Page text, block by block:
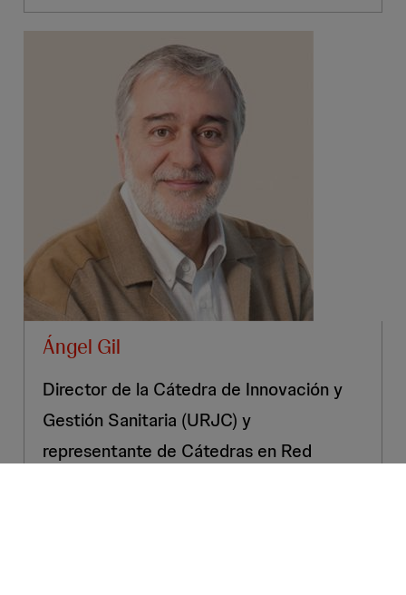
Ángel Gil
Director de la Cátedra de Innovación y
Gestión Sanitaria (URJC) y
representante de Cátedras en Red